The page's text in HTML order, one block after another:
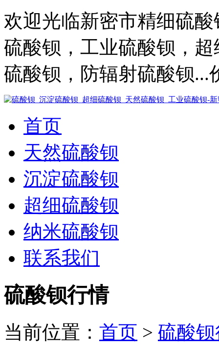
欢迎光临新密市精细硫
硫酸钡，工业硫酸钡，
硫酸钡，防辐射硫酸钡...
首页
天然硫酸钡
沉淀硫酸钡
超细硫酸钡
纳米硫酸钡
联系我们
硫酸钡行情
当前位置： 首页 > 硫酸